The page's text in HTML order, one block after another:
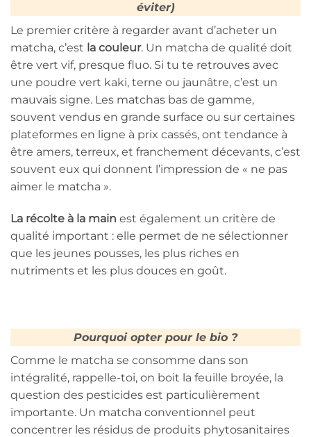
éviter)
Le premier critère à regarder avant d’acheter un
matcha, c’est la couleur. Un matcha de qualité doit
être vert vif, presque fluo. Si tu te retrouves avec
une poudre vert kaki, terne ou jaunâtre, c’est un
mauvais signe. Les matchas bas de gamme,
souvent vendus en grande surface ou sur certaines
plateformes en ligne à prix cassés, ont tendance à
être amers, terreux, et franchement décevants, c’est
souvent eux qui donnent l’impression de « ne pas
aimer le matcha ».
La récolte à la main est également un critère de
qualité important : elle permet de ne sélectionner
que les jeunes pousses, les plus riches en
nutriments et les plus douces en goût.
Pourquoi opter pour le bio ?
Comme le matcha se consomme dans son
intégralité, rappelle-toi, on boit la feuille broyée, la
question des pesticides est particulièrement
importante. Un matcha conventionnel peut
concentrer les résidus de produits phytosanitaires